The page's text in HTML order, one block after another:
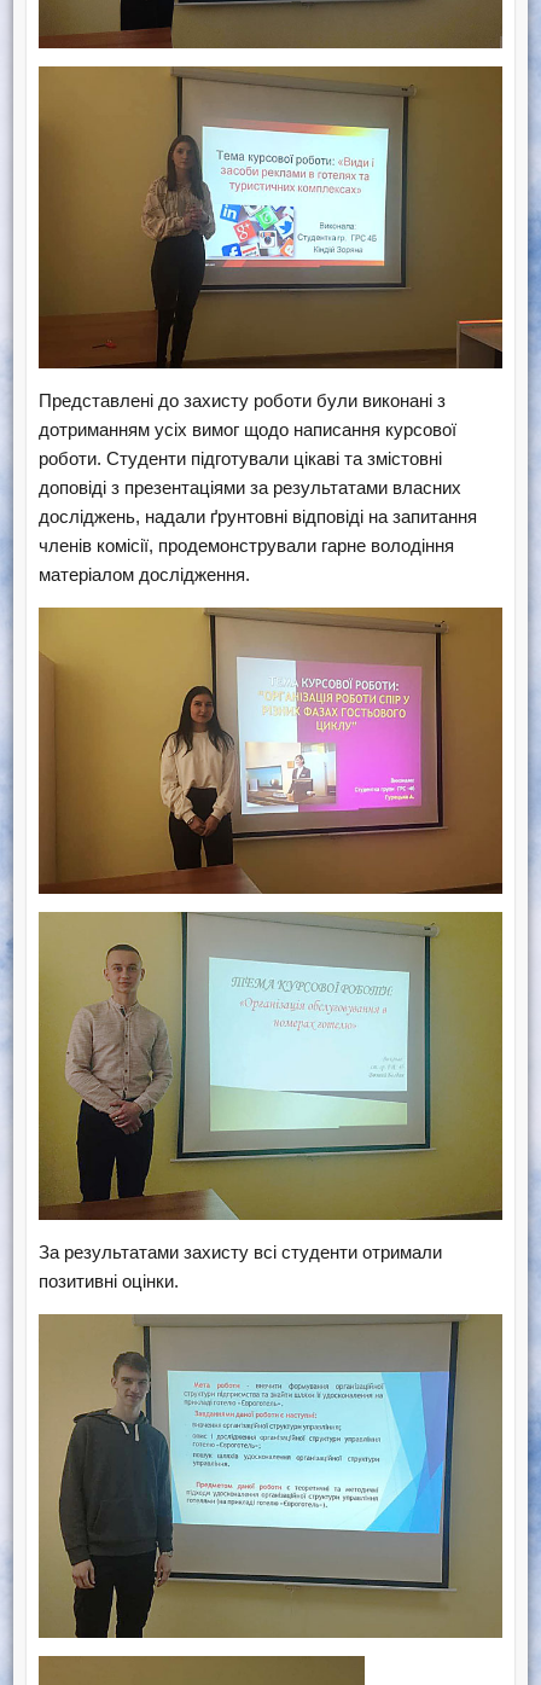
Представлені до захисту роботи були виконані з
дотриманням усіх вимог щодо написання курсової
роботи. Студенти підготували цікаві та змістовні
доповіді з презентаціями за результатами власних
досліджень, надали ґрунтовні відповіді на запитання
членів комісії, продемонстрували гарне володіння
матеріалом дослідження.
За результатами захисту всі студенти отримали
позитивні оцінки.